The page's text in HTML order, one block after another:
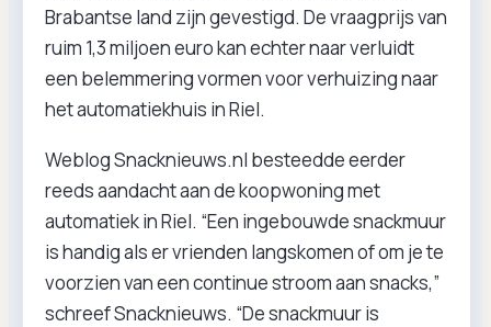
Brabantse land zijn gevestigd. De vraagprijs van
ruim 1,3 miljoen euro kan echter naar verluidt
een belemmering vormen voor verhuizing naar
het automatiekhuis in Riel.
Weblog Snacknieuws.nl besteedde eerder
reeds aandacht aan de koopwoning met
automatiek in Riel. “Een ingebouwde snackmuur
is handig als er vrienden langskomen of om je te
voorzien van een continue stroom aan snacks,”
schreef Snacknieuws. “De snackmuur is